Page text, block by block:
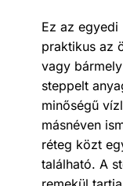
Ez az
praktikus az
vagy
steppelt
minőségű
másnéven
réteg közt
található. A